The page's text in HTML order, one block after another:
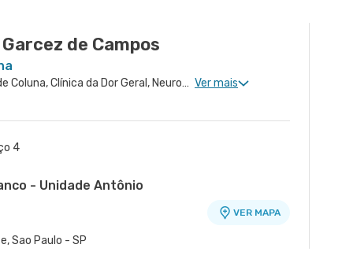
de Campos
Ortopedia Geral, Cirurgia de Coluna, Clínica da Dor Geral, Neurocirurgia de Coluna, Ortopedia Pediátrica, Cirurgia Pediátrica de Coluna Ver mais
4
- Unidade Antônio
Sao Paulo - SP
VER MAPA